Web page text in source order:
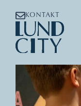
KONTAKT